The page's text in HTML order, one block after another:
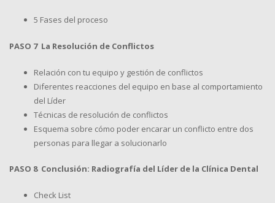
5 Fases del proceso
PASO 7 La Resolución de Conflictos
Relación con tu equipo y gestión de conflictos
Diferentes reacciones del equipo en base al comportamiento
del Líder
Técnicas de resolución de conflictos
Esquema sobre cómo poder encarar un conflicto entre dos
personas para llegar a solucionarlo
PASO 8 Conclusión: Radiografía del Líder de la Clínica Dental
Check List